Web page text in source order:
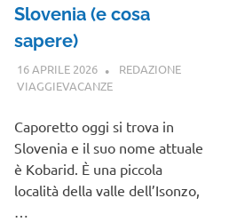
Slovenia (e cosa
sapere)
16 APRILE 2026
REDAZIONE
VIAGGIEVACANZEGUIDE
Caporetto oggi si trova in
Slovenia e il suo nome attuale
è Kobarid. È una piccola
località della valle dell’Isonzo,
…